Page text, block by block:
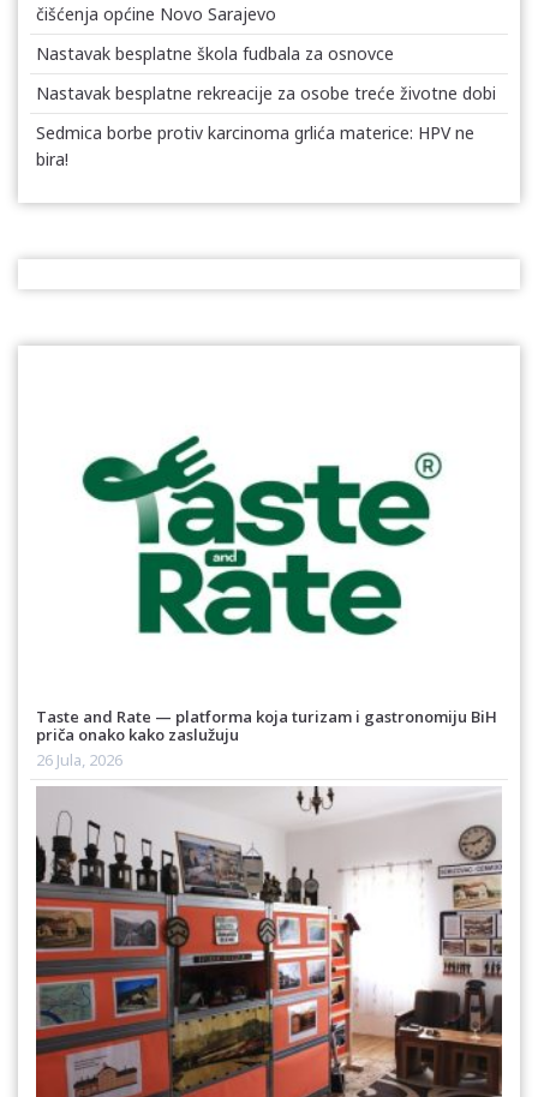
čišćenja općine Novo Sarajevo
Nastavak besplatne škola fudbala za osnovce
Nastavak besplatne rekreacije za osobe treće životne dobi
Sedmica borbe protiv karcinoma grlića materice: HPV ne
bira!
Taste and Rate — platforma koja turizam i gastronomiju BiH
priča onako kako zaslužuju
26 Jula, 2026